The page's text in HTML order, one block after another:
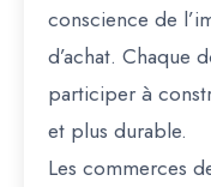
conscience de
d’achat. Chaque
participer à
et plus durable.
Les commerces